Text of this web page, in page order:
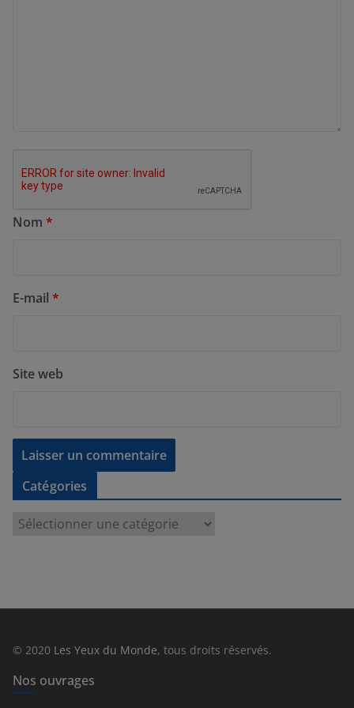
Nom *
E-mail *
Site web
Catégories
e
s
© 2020 Les Yeux du Monde, tous droits réservés.
Nos ouvrages